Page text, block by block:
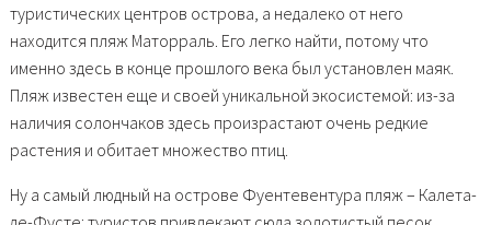
туристических центров острова, а недалеко от него
находится пляж Маторраль. Его легко найти, потому что
именно здесь в конце прошлого века был установлен маяк.
Пляж известен еще и своей уникальной экосистемой: из-за
наличия солончаков здесь произрастают очень редкие
растения и обитает множество птиц.
Ну а самый людный на острове Фуентевентура пляж – Калета-